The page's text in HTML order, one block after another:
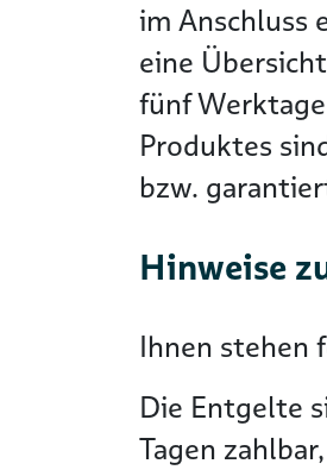
im Anschluss
eine
fünf
Produktes
bzw.
Hinweise
Ihnen stehen
Die Entgelte
Tagen